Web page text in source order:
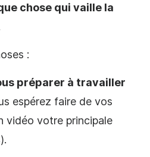
chose qui vaille la
:
préparer à travailler
espérez faire de vos
vidéo votre principale